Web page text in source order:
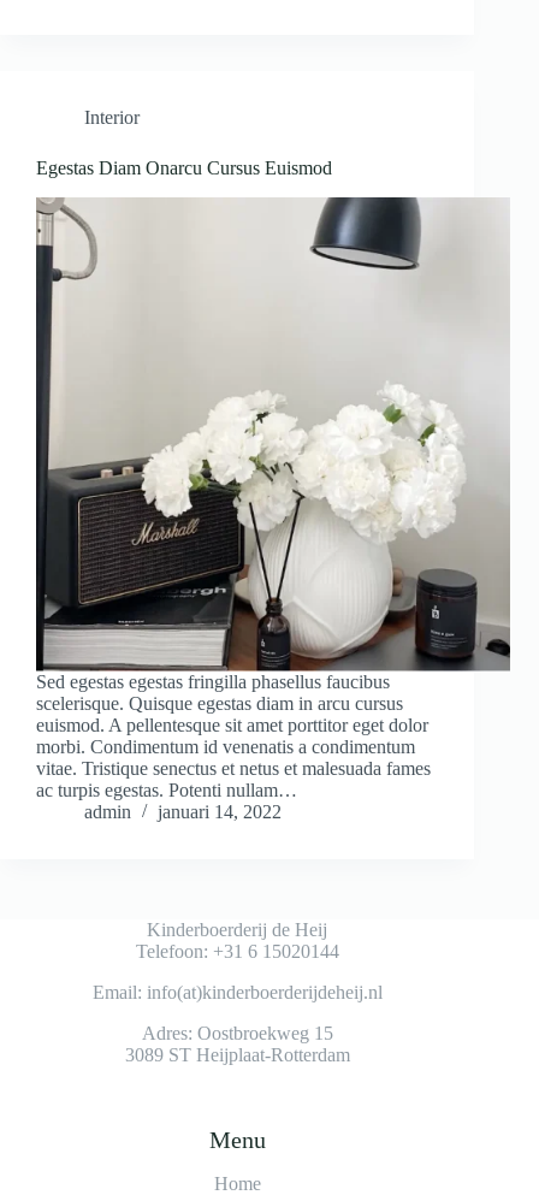
Interior
Egestas Diam Onarcu Cursus Euismod
Sed egestas egestas fringilla phasellus faucibus
scelerisque. Quisque egestas diam in arcu cursus
euismod. A pellentesque sit amet porttitor eget dolor
morbi. Condimentum id venenatis a condimentum
vitae. Tristique senectus et netus et malesuada fames
ac turpis egestas. Potenti nullam…
admin
januari 14, 2022
Kinderboerderij de Heij
Telefoon: +31 6 15020144
Email: info(at)kinderboerderijdeheij.nl
Adres: Oostbroekweg 15
3089 ST Heijplaat-Rotterdam
Menu
Home